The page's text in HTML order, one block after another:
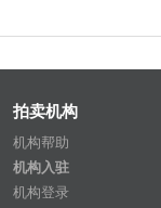
拍卖机构
机构帮助
机构入驻
机构登录